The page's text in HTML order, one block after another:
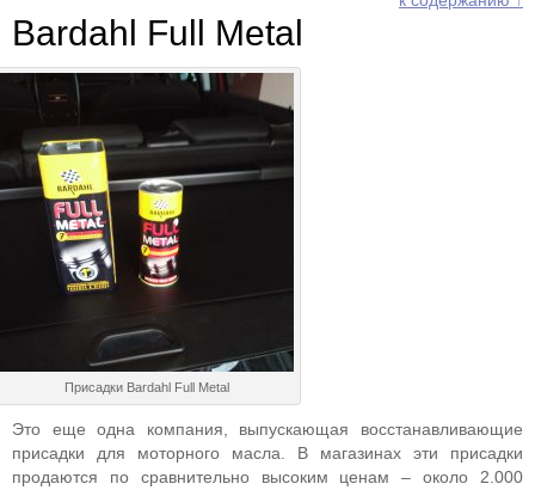
Bardahl Full Metal
Присадки Bardahl Full Metal
Это еще одна компания, выпускающая восстанавливающие
присадки для моторного масла. В магазинах эти присадки
продаются по сравнительно высоким ценам – около 2.000